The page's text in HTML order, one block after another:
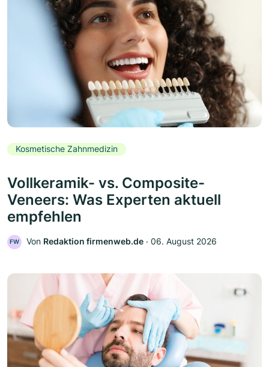
Kosmetische Zahnmedizin
Vollkeramik- vs. Composite-
Veneers: Was Experten aktuell
empfehlen
FW Von Redaktion firmenweb.de ‧ 06. August 2026